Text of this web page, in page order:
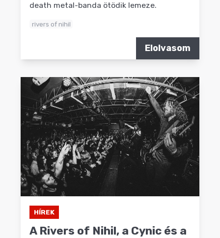
death metal-banda ötödik lemeze.
rivers of nihil
Elolvasom
HÍREK
A Rivers of Nihil, a Cynic és a